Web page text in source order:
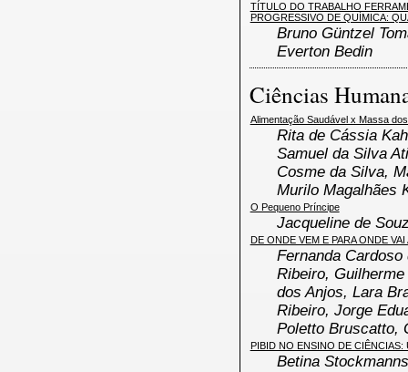
TÍTULO DO TRABALHO
PROGRESSIVO DE QUÍMICA:
Bruno Güntzel
Everton Bedin
Ciências
Alimentação Saudável x Massa
Rita de Cássia
Samuel da Silva
Cosme da Silva,
Murilo Magalhães
O Pequeno Príncipe
Jacqueline de
DE ONDE VEM E PARA ONDE
Fernanda
Ribeiro,
dos Anjos, Lara
Ribeiro, Jorge
Poletto Bruscatto,
PIBID NO ENSINO DE
Betina